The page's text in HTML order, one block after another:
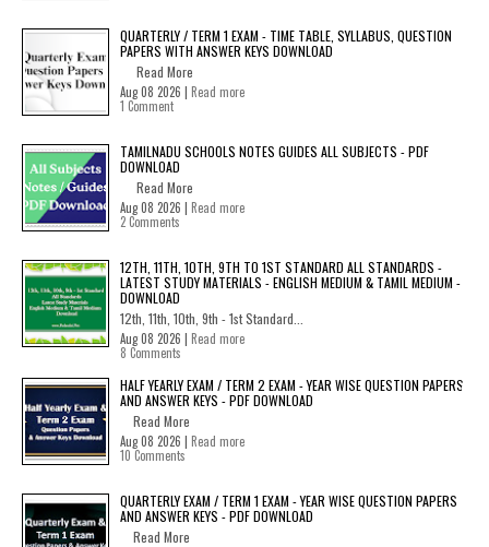
QUARTERLY / TERM 1 EXAM - TIME TABLE, SYLLABUS, QUESTION
PAPERS WITH ANSWER KEYS DOWNLOAD
Read More
Aug 08 2026 | Read more
1 Comment
TAMILNADU SCHOOLS NOTES GUIDES ALL SUBJECTS - PDF
DOWNLOAD
Read More
Aug 08 2026 | Read more
2 Comments
12TH, 11TH, 10TH, 9TH TO 1ST STANDARD ALL STANDARDS -
LATEST STUDY MATERIALS - ENGLISH MEDIUM & TAMIL MEDIUM -
DOWNLOAD
12th, 11th, 10th, 9th - 1st Standard...
Aug 08 2026 | Read more
8 Comments
HALF YEARLY EXAM / TERM 2 EXAM - YEAR WISE QUESTION PAPERS
AND ANSWER KEYS - PDF DOWNLOAD
Read More
Aug 08 2026 | Read more
10 Comments
QUARTERLY EXAM / TERM 1 EXAM - YEAR WISE QUESTION PAPERS
AND ANSWER KEYS - PDF DOWNLOAD
Read More